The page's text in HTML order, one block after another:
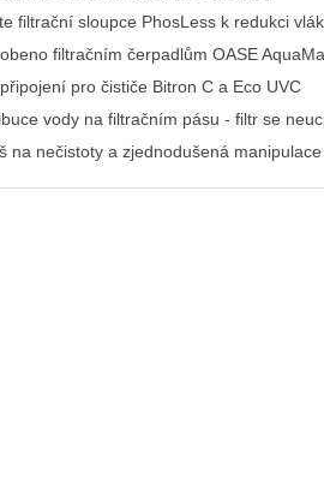
filtrační sloupce PhosLess k redukci
filtračním čerpadlům OASE
pro čističe Bitron C a Eco UVC
vody na filtračním pásu - filtr se
na nečistoty a zjednodušená manipulace